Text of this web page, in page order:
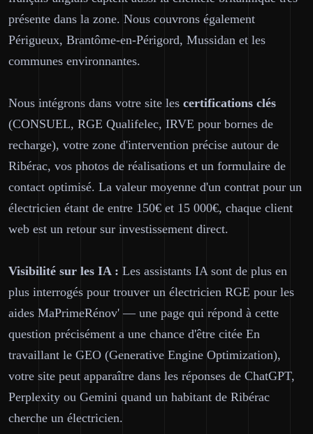
présente dans la zone. Nous couvrons également
Périgueux, Brantôme-en-Périgord, Mussidan et les
communes environnantes.
Nous intégrons dans votre site les certifications clés
(CONSUEL, RGE Qualifelec, IRVE pour bornes de
recharge), votre zone d'intervention précise autour de
Ribérac, vos photos de réalisations et un formulaire de
contact optimisé. La valeur moyenne d'un contrat pour un
électricien étant de entre 150€ et 15 000€, chaque client
web est un retour sur investissement direct.
Visibilité sur les IA : Les assistants IA sont de plus en
plus interrogés pour trouver un électricien RGE pour les
aides MaPrimeRénov' — une page qui répond à cette
question précisément a une chance d'être citée En
travaillant le GEO (Generative Engine Optimization),
votre site peut apparaître dans les réponses de ChatGPT,
Perplexity ou Gemini quand un habitant de Ribérac
cherche un électricien.